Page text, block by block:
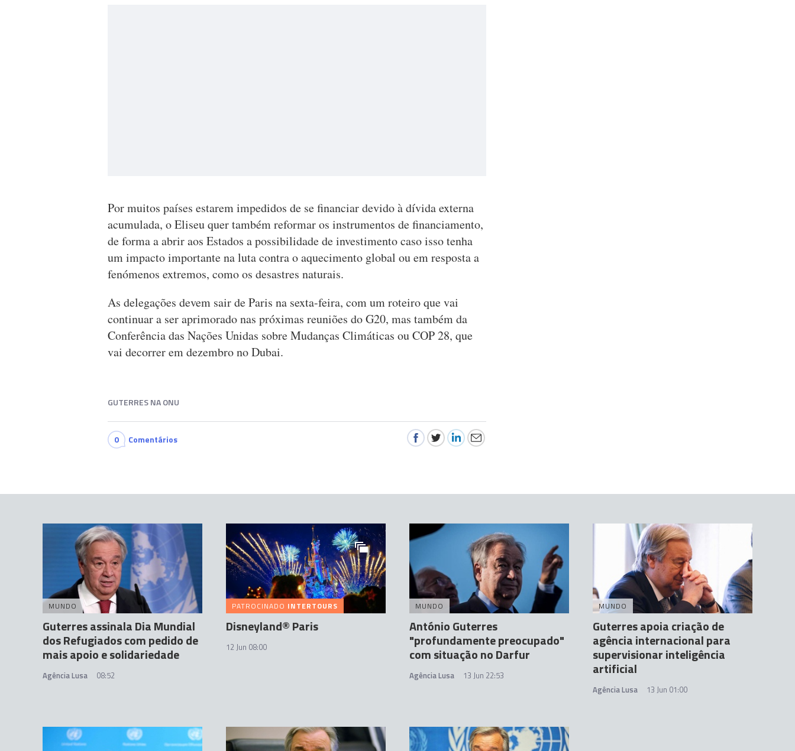
Por muitos países estarem impedidos de se financiar devido à dívida externa
acumulada, o Eliseu quer também reformar os instrumentos de financiamento,
de forma a abrir aos Estados a possibilidade de investimento caso isso tenha
um impacto importante na luta contra o aquecimento global ou em resposta a
fenómenos extremos, como os desastres naturais.
As delegações devem sair de Paris na sexta-feira, com um roteiro que vai
continuar a ser aprimorado nas próximas reuniões do G20, mas também da
Conferência das Nações Unidas sobre Mudanças Climáticas ou COP 28, que
vai decorrer em dezembro no Dubai.
GUTERRES NA ONU
0 Comentários
MUNDO
Guterres assinala Dia Mundial
dos Refugiados com pedido de
mais apoio e solidariedade
Agência Lusa 08:52
PATROCINADO INTERTOURS
Disneyland® Paris
12 Jun 08:00
MUNDO
António Guterres
"profundamente preocupado"
com situação no Darfur
Agência Lusa 13 Jun 22:53
MUNDO
Guterres apoia criação de
agência internacional para
supervisionar inteligência
artificial
Agência Lusa 13 Jun 01:00